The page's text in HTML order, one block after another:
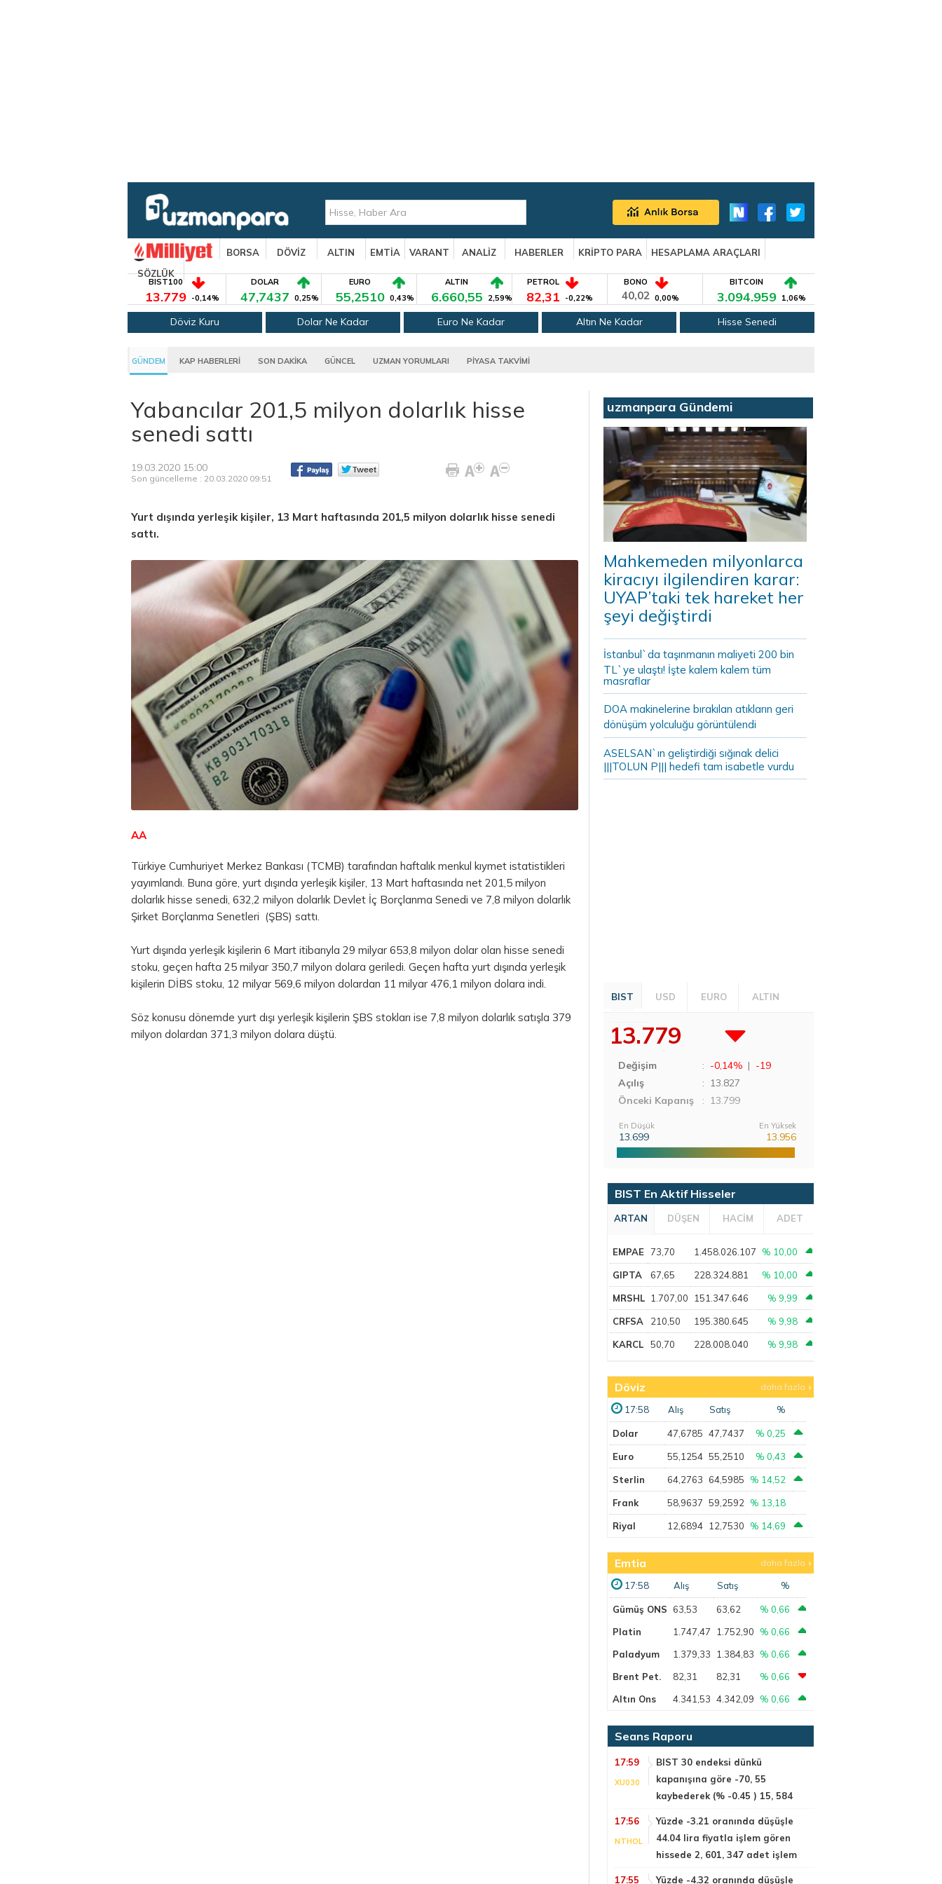
BORSA DÖVİZ ALTIN EMTİA VARANT ANALİZ HABERLER KRİPTO PARA
HESAPLAMA ARAÇLARI
SÖZLÜK
BIST100
13.779 -0,14%
DOLAR
47,7437 0,25%
EURO
55,2510 0,43%
ALTIN
6.660,55 2,59%
PETROL
82,31 -0,22%
BONO
40,02 0,00%
BITCOIN
3.094.959 1,06%
Döviz Kuru Dolar Ne Kadar Euro Ne Kadar Altın Ne Kadar Hisse Senedi
GÜNDEM KAP HABERLERİ SON DAKİKA GÜNCEL UZMAN YORUMLARI PİYASA TAKVİMİ
Yabancılar 201,5 milyon dolarlık hisse
senedi sattı
19.03.2020 15:00
Son güncelleme : 20.03.2020 09:51
Yurt dışında yerleşik kişiler, 13 Mart haftasında 201,5 milyon dolarlık hisse senedi
sattı.
AA
Türkiye Cumhuriyet Merkez Bankası (TCMB) tarafından haftalık menkul kıymet istatistikleri
yayımlandı. Buna göre, yurt dışında yerleşik kişiler, 13 Mart haftasında net 201,5 milyon
dolarlık hisse senedi, 632,2 milyon dolarlık Devlet İç Borçlanma Senedi ve 7,8 milyon dolarlık
Şirket Borçlanma Senetleri (ŞBS) sattı.
Yurt dışında yerleşik kişilerin 6 Mart itibarıyla 29 milyar 653,8 milyon dolar olan hisse senedi
stoku, geçen hafta 25 milyar 350,7 milyon dolara geriledi. Geçen hafta yurt dışında yerleşik
kişilerin DİBS stoku, 12 milyar 569,6 milyon dolardan 11 milyar 476,1 milyon dolara indi.
Söz konusu dönemde yurt dışı yerleşik kişilerin ŞBS stokları ise 7,8 milyon dolarlık satışla 379
milyon dolardan 371,3 milyon dolara düştü.
uzmanpara Gündemi
Mahkemeden milyonlarca
kiracıyı ilgilendiren karar:
UYAP’taki tek hareket her
şeyi değiştirdi
İstanbul`da taşınmanın maliyeti 200 bin
TL`ye ulaştı! İşte kalem kalem tüm
masraflar
DOA makinelerine bırakılan atıkların geri
dönüşüm yolculuğu görüntülendi
ASELSAN`ın geliştirdiği sığınak delici
|||TOLUN P||| hedefi tam isabetle vurdu
BIST USD EURO ALTIN
13.779
Değişim : -0,14% | -19
Açılış
: 13.827
Önceki Kapanış
: 13.799
En Düşük
13.699
En Yüksek
13.956
BIST En Aktif Hisseler
ARTAN DÜŞEN HACİM ADET
EMPAE 73,70 1.458.026.107 % 10,00
GIPTA 67,65 228.324.881 % 10,00
MRSHL 1.707,00 151.347.646 % 9,99
CRFSA 210,50 195.380.645 % 9,98
KARCL 50,70 228.008.040 % 9,98
Döviz daha fazla
17:58 Alış Satış %
Dolar 47,6785 47,7437 % 0,25
Euro 55,1254 55,2510 % 0,43
Sterlin 64,2763 64,5985 % 14,52
Frank 58,9637 59,2592 % 13,18
Riyal 12,6894 12,7530 % 14,69
Emtia daha fazla
17:58 Alış Satış %
Gümüş ONS 63,53 63,62
% 0,66
Platin
1.747,47 1.752,90
% 0,66
Paladyum
1.379,33 1.384,83
% 0,66
Brent Pet.
82,31 82,31
% 0,66
Altın Ons
4.341,53 4.342,09 % 0,66
Seans Raporu
17:59
XU030
BIST 30 endeksi dünkü
kapanışına göre -70, 55
kaybederek (% -0.45 ) 15, 584
17:56
NTHOL
Yüzde -3.21 oranında düşüşle
44.04 lira fiyatla işlem gören
hissede 2, 601, 347 adet işlem
17:55
Yüzde -4.32 oranında düşüşle